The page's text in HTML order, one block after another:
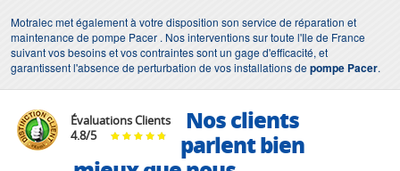
Motralec met également à votre disposition son service de réparation et
maintenance de pompe Pacer . Nos interventions sur toute l'Ile de France
suivant vos besoins et vos contraintes sont un gage d'efficacité, et
garantissent l'absence de perturbation de vos installations depompe Pacer.
Évaluations Clients
4.8/5
Nos clients
parlent bien